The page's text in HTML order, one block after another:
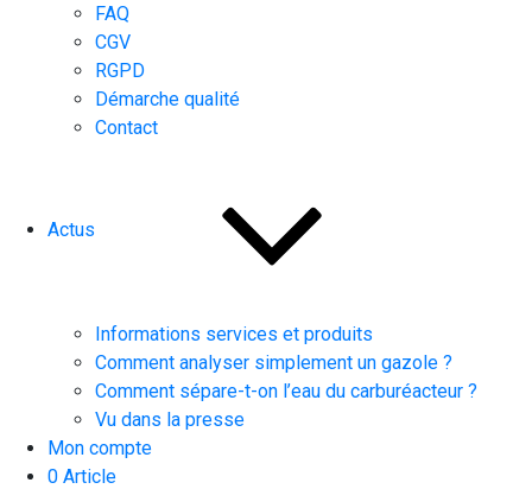
FAQ
CGV
RGPD
Démarche qualité
Contact
Actus
Informations services et produits
Comment analyser simplement un gazole ?
Comment sépare-t-on l’eau du carburéacteur ?
Vu dans la presse
Mon compte
0 Article